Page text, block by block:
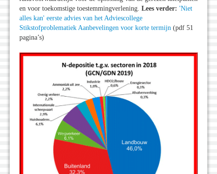
en voor toekomstige toestemmingverlening. Lees verder: 'Niet
alles kan' eerste advies van het Adviescollege
Stikstofproblematiek Aanbevelingen voor korte termijn (pdf 51
pagina’s)